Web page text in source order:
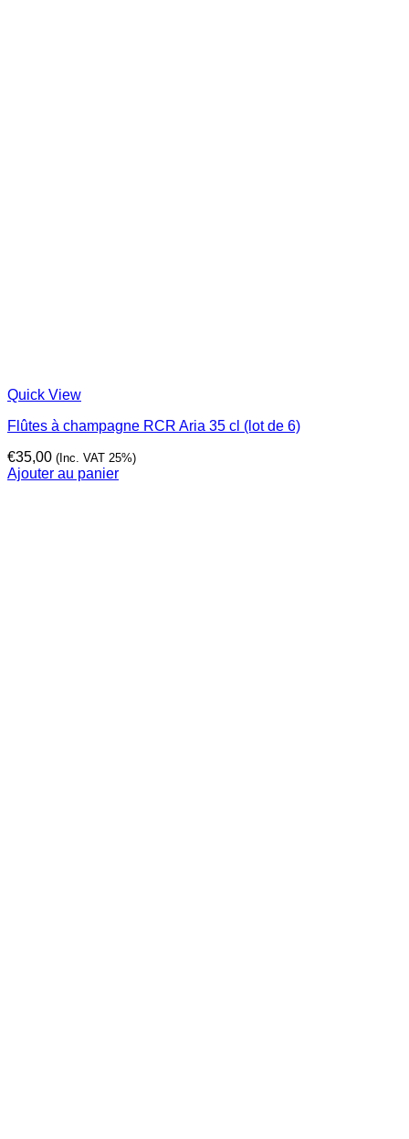
Quick View
Flûtes à champagne RCR Aria 35 cl (lot de 6)
€35,00 (Inc. VAT 25%)
Ajouter au panier